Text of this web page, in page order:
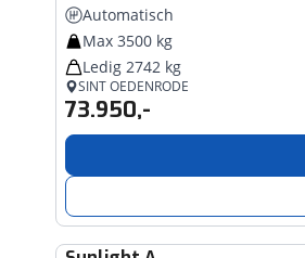
Automatisch
Max 3500 kg
Ledig 2742 kg
SINT OEDENRODE
73.950,-